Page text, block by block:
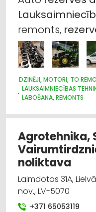
remonts,
DZINĒJI, MOTORI, TO
LAUKSAIMNIECĪBAS
LABOŠANA, REMONTS
CELTNIECĪBAS TEHNIKA
TIRDZNIECĪBA
IEKRAUŠANAS UN
LAUKSAIMNIECĪBAS
LAUKSAIMNIECĪBAS
DAĻAS
MEŽKOPĪBAS UN
MOTORU EĻĻAS,
LABIEKĀRTOŠANA,
Agrotehnika,
noliktava
Laimdotas 31A,
nov., LV-5070
+371 65053119